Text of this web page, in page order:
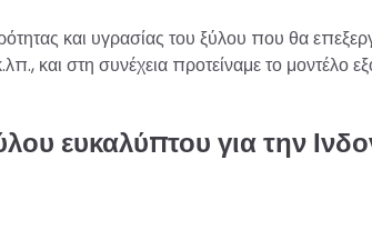
και υγρασίας του ξύλου που θα
και στη συνέχεια προτείναμε το μοντέλο
ευκαλύπτου για την